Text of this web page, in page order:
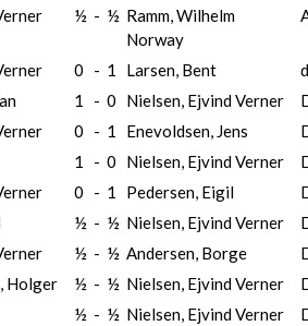
½ - ½ Ramm, Wilhelm
Norway
0 - 1 Larsen, Bent
1 - 0 Nielsen, Ejvind Verner
0 - 1 Enevoldsen, Jens
1 - 0 Nielsen, Ejvind Verner
0 - 1 Pedersen, Eigil
½ - ½ Nielsen, Ejvind Verner
½ - ½ Andersen, Borge
Holger
½ - ½ Nielsen, Ejvind Verner
½ - ½ Nielsen, Ejvind Verner